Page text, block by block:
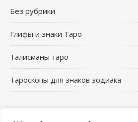
Без рубрики
Глифы и знаки Таро
Талисманы таро
Тароскопы для знаков зодиака